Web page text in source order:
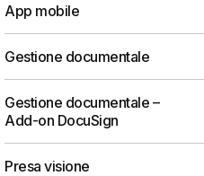
App mobile
Gestione documentale
Gestione documentale –
Add-on DocuSign
Presa visione